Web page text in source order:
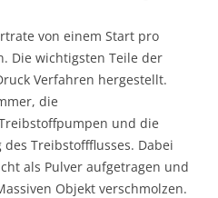
von einem Start pro
Die wichtigsten Teile der
Verfahren hergestellt.
die
und die
Treibstoffflusses. Dabei
als Pulver aufgetragen und
Objekt verschmolzen.